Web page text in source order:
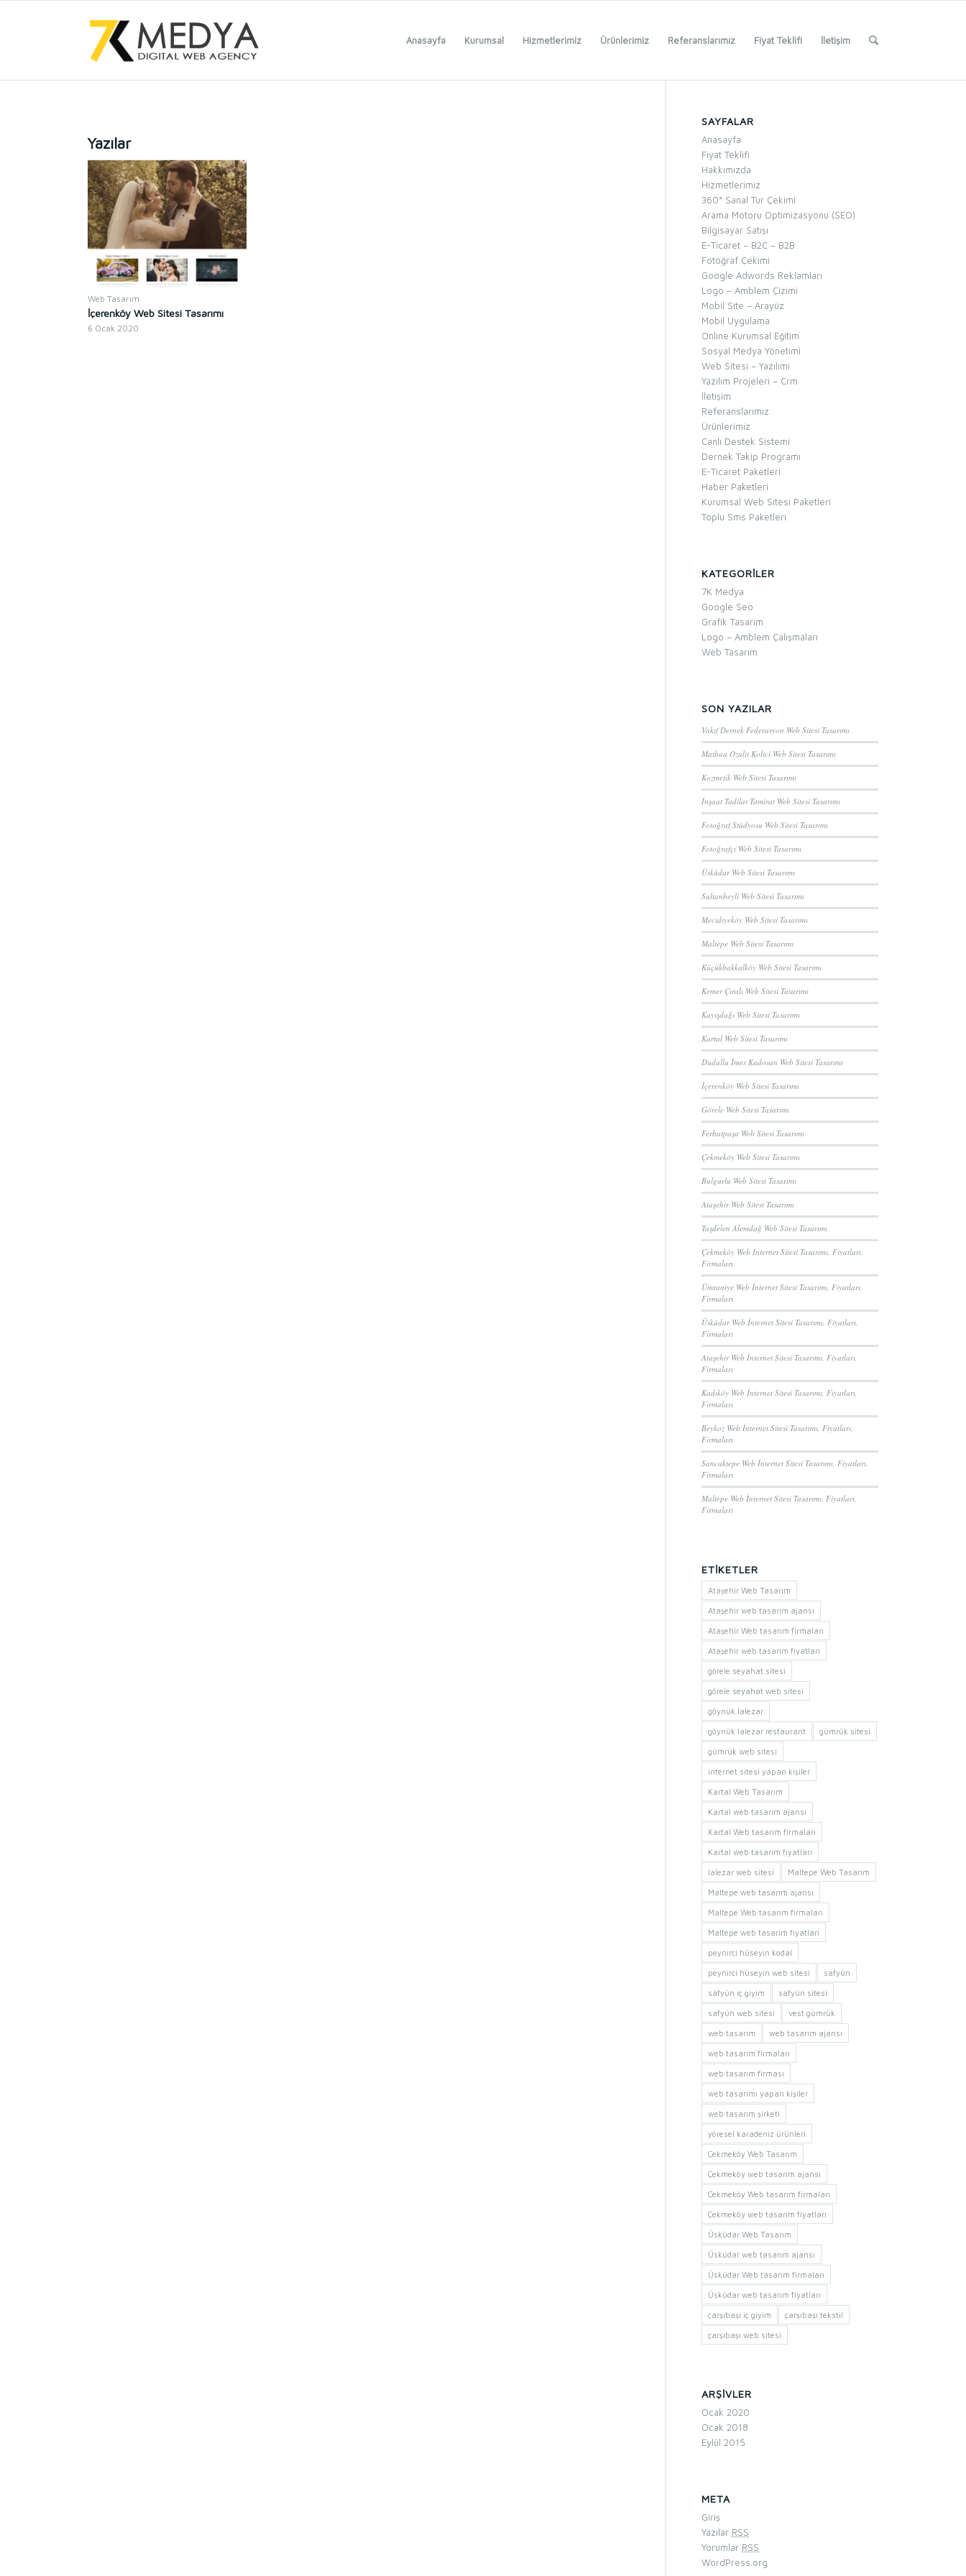
Anasayfa Kurumsal Hizmetlerimiz Ürünlerimiz Referanslarımız Fiyat Teklifi İletişim
Yazılar
Web Tasarım
İçerenköy Web Sitesi Tasarımı
6 Ocak 2020
SAYFALAR
Anasayfa
Fiyat Teklifi
Hakkımızda
Hizmetlerimiz
360° Sanal Tur Çekimi
Arama Motoru Optimizasyonu (SEO)
Bilgisayar Satışı
E-Ticaret – B2C – B2B
Fotoğraf Çekimi
Google Adwords Reklamları
Logo – Amblem Çizimi
Mobil Site – Arayüz
Mobil Uygulama
Online Kurumsal Eğitim
Sosyal Medya Yönetimi
Web Sitesi – Yazılımı
Yazılım Projeleri – Crm
İletişim
Referanslarımız
Ürünlerimiz
Canlı Destek Sistemi
Dernek Takip Programı
E-Ticaret Paketleri
Haber Paketleri
Kurumsal Web Sitesi Paketleri
Toplu Sms Paketleri
KATEGORILER
7K Medya
Google Seo
Grafik Tasarım
Logo – Amblem Çalışmaları
Web Tasarım
SON YAZILAR
Vakıf Dernek Federasyon Web Sitesi Tasarımı
Matbaa Ozalit Kolici Web Sitesi Tasarımı
Kozmetik Web Sitesi Tasarımı
İnşaat Tadilat Tamirat Web Sitesi Tasarımı
Fotoğraf Stüdyosu Web Sitesi Tasarımı
Fotoğrafçı Web Sitesi Tasarımı
Üsküdar Web Sitesi Tasarımı
Sultanbeyli Web Sitesi Tasarımı
Mecidiyeköy Web Sitesi Tasarımı
Maltepe Web Sitesi Tasarımı
Küçükbakkalköy Web Sitesi Tasarımı
Kemer Çıralı Web Sitesi Tasarımı
Kayışdağı Web Sitesi Tasarımı
Kartal Web Sitesi Tasarımı
Dudullu İmes Kadosan Web Sitesi Tasarımı
İçerenköy Web Sitesi Tasarımı
Görele Web Sitesi Tasarımı
Ferhatpaşa Web Sitesi Tasarımı
Çekmeköy Web Sitesi Tasarımı
Bulgurlu Web Sitesi Tasarımı
Ataşehir Web Sitesi Tasarımı
Taşdelen Alemdağ Web Sitesi Tasarımı
Çekmeköy Web İnternet Sitesi Tasarımı, Fiyatları,
Firmaları
Ümraniye Web İnternet Sitesi Tasarımı, Fiyatları,
Firmaları
Üsküdar Web İnternet Sitesi Tasarımı, Fiyatları,
Firmaları
Ataşehir Web İnternet Sitesi Tasarımı, Fiyatları,
Firmaları
Kadıköy Web İnternet Sitesi Tasarımı, Fiyatları,
Firmaları
Beykoz Web İnternet Sitesi Tasarımı, Fiyatları,
Firmaları
Sancaktepe Web İnternet Sitesi Tasarımı, Fiyatları,
Firmaları
Maltepe Web İnternet Sitesi Tasarımı, Fiyatları,
Firmaları
ETIKETLER
Ataşehir Web Tasarım
Ataşehir web tasarım ajansı
Ataşehir Web tasarım firmaları
Ataşehir web tasarım fiyatları
görele seyahat sitesi
görele seyahat web sitesi
göynük lalezar
göynük lalezar restaurant gümrük sitesi
gümrük web sitesi
internet sitesi yapan kişiler
Kartal Web Tasarım
Kartal web tasarım ajansı
Kartal Web tasarım firmaları
Kartal web tasarım fiyatları
lalezar web sitesi Maltepe Web Tasarım
Maltepe web tasarım ajansı
Maltepe Web tasarım firmaları
Maltepe web tasarım fiyatları
peynirci hüseyin kodal
peynirci hüseyin web sitesi safyün
safyün iç giyim safyün sitesi
safyün web sitesi vest gümrük
web tasarım web tasarım ajansı
web tasarım firmaları
web tasarım firması
web tasarımı yapan kişiler
web tasarım şirketi
yöresel karadeniz ürünleri
Çekmeköy Web Tasarım
Çekmeköy web tasarım ajansı
Çekmeköy Web tasarım firmaları
Çekmeköy web tasarım fiyatları
Üsküdar Web Tasarım
Üsküdar web tasarım ajansı
Üsküdar Web tasarım firmaları
Üsküdar web tasarım fiyatları
çarşıbaşı iç giyim çarşıbaşı tekstil
çarşıbaşı web sitesi
ARŞIVLER
Ocak 2020
Ocak 2018
Eylül 2015
META
Giriş
Yazılar RSS
Yorumlar RSS
WordPress.org